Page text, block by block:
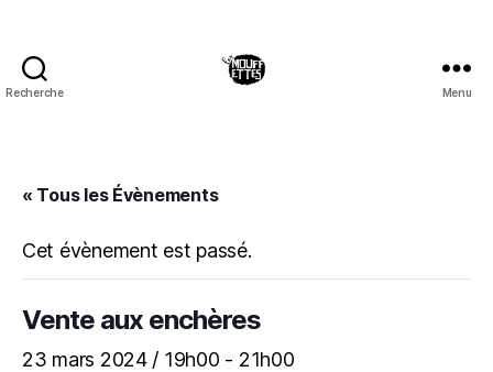
Recherche Menu
« Tous les Évènements
Cet évènement est passé.
Vente aux enchères
23 mars 2024 / 19h00 - 21h00